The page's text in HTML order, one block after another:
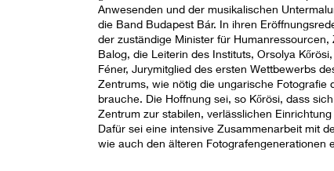
Anwesenden und der musikalischen
die Band Budapest Bár. In ihren
der zuständige Minister für Humanressourcen,
Balog, die Leiterin des Instituts, Orsolya
Féner, Jurymitglied des ersten Wettbewerbs
Zentrums, wie nötig die ungarische Fotografie
brauche. Die Hoffnung sei, so Kőrösi, dass
Zentrum zur stabilen, verlässlichen
Dafür sei eine intensive Zusammenarbeit mit
wie auch den älteren Fotografengenerationen